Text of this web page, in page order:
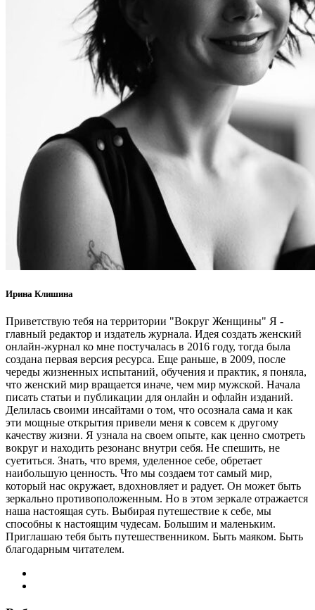
Ирина Клишина
Приветствую тебя на территории "Вокруг Женщины" Я -
главный редактор и издатель журнала. Идея создать женский
онлайн-журнал ко мне постучалась в 2016 году, тогда была
создана первая версия ресурса. Еще раньше, в 2009, после
череды жизненных испытаний, обучения и практик, я поняла,
что женский мир вращается иначе, чем мир мужской. Начала
писать статьи и публикации для онлайн и офлайн изданий.
Делилась своими инсайтами о том, что осознала сама и как
эти мощные открытия привели меня к совсем к другому
качеству жизни. Я узнала на своем опыте, как ценно смотреть
вокруг и находить резонанс внутри себя. Не спешить, не
суетиться. Знать, что время, уделенное себе, обретает
наибольшую ценность. Что мы создаем тот самый мир,
который нас окружает, вдохновляет и радует. Он может быть
зеркально противоположенным. Но в этом зеркале отражается
наша настоящая суть. Выбирая путешествие к себе, мы
способны к настоящим чудесам. Большим и маленьким.
Приглашаю тебя быть путешественником. Быть маяком. Быть
благодарным читателем.